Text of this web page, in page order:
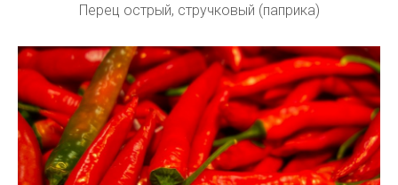
Перец острый, стручковый (паприка)